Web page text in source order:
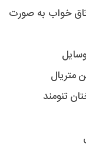
متری ویلای لوکس به همراه 4 اتاق خواب به صورت
متریال
تنومند